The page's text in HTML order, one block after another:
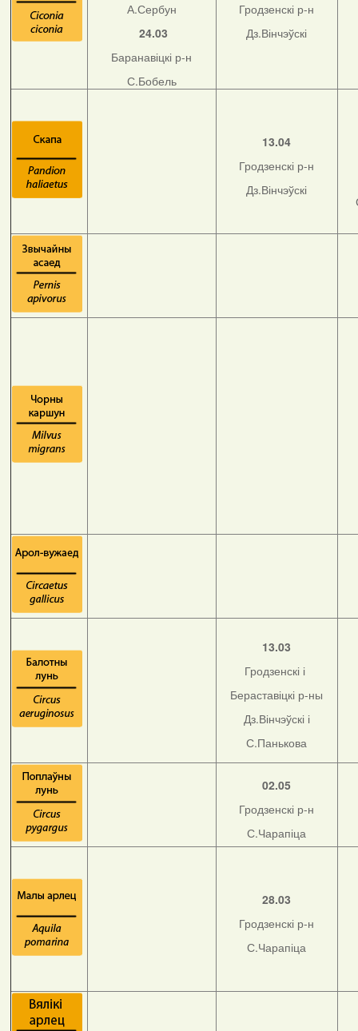
А.Сербун
24.03
Баранавіцкі р-н
С.Бобель
Гродзенскі р-н
Дз.Вінчэўскі
13.04
Гродзенскі р-н
Дз.Вінчэўскі
13.03
Гродзенскі і
Бераставіцкі р-ны
Дз.Вінчэўскі і
С.Панькова
02.05
Гродзенскі р-н
С.Чарапіца
28.03
Гродзенскі р-н
С.Чарапіца